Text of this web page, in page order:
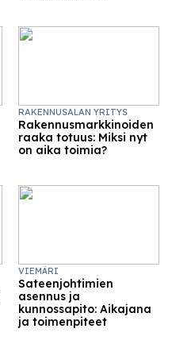
Rakennusmarkkinoiden
raaka totuus: Miksi nyt
on aika toimia?
RAKENNUSALAN YRITYS
Sateenjohtimien
asennus ja
kunnossapito: Aikajana
ja toimenpiteet
VIEMÄRI